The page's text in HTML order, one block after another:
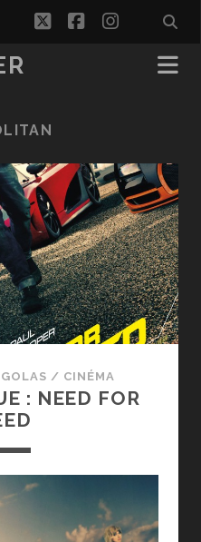
twitterfacebook
/ CINÉMA
: NEED FOR